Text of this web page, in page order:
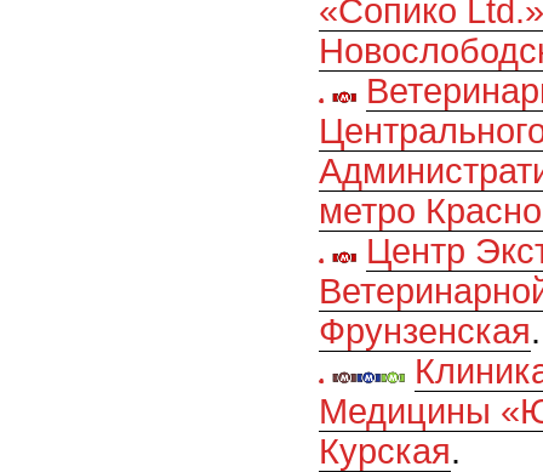
«Сопико
метро
Центр
Фрунзенская.
Медицины
Курская.